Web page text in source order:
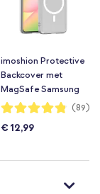
imoshion Protective
Backcover met
MagSafe Samsung
Galaxy A57 (5G) -
Waardering:
96%
(89)
€ 12,99